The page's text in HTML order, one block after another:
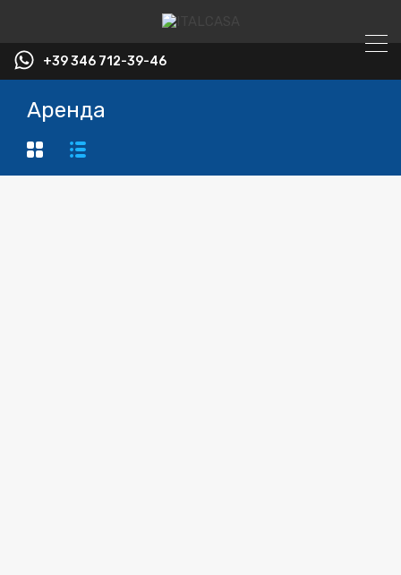
+39 346 712-39-46
Аренда